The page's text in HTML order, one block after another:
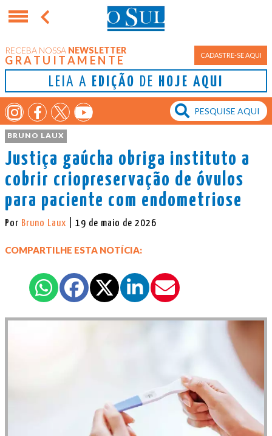
RECEBA NOSSA NEWSLETTER
GRATUITAMENTE CADASTRE-SE AQUI
LEIA A EDIÇÃO DE HOJE AQUI
BRUNO LAUX
Justiça gaúcha obriga instituto a
cobrir criopreservação de óvulos
para paciente com endometriose
Por Bruno Laux | 19 de maio de 2026
COMPARTILHE ESTA NOTÍCIA: